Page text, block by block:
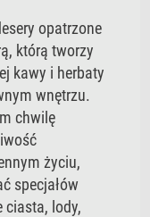
opatrzone
którą tworzy
kawy i herbaty
wnętrzu.
chwilę
życiu,
specjałów
ciasta, lody,